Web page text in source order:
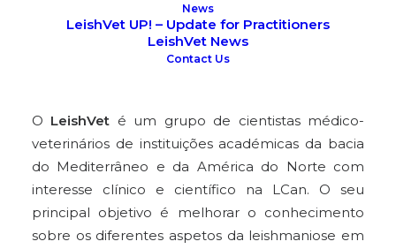
News
LeishVet UP! – Update for Practitioners
LeishVet News
Contact Us
O LeishVet é um grupo de cientistas médico-
veterinários de instituições académicas da bacia
do Mediterrâneo e da América do Norte com
interesse clínico e científico na LCan. O seu
principal objetivo é melhorar o conhecimento
sobre os diferentes aspetos da leishmaniose em